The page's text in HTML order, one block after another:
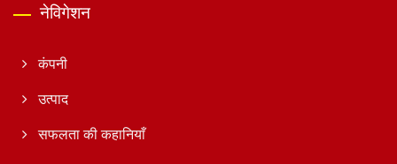
नेविगेशन
कंपनी
उत्पाद
सफलता की कहानियाँ